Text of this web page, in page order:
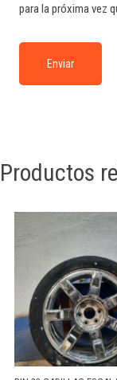
para la próxima vez
Productos